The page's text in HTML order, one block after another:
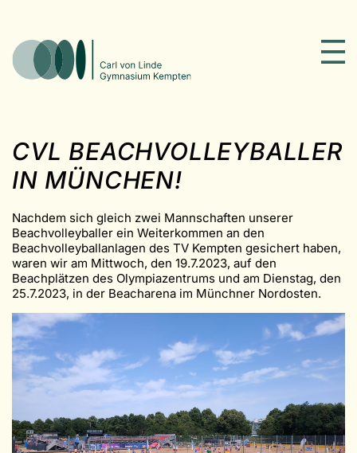
CVL BEACHVOLLEYBALLER
IN MÜNCHEN!
Nachdem sich gleich zwei Mannschaften unserer
Beachvolleyballer ein Weiterkommen an den
Beachvolleyballanlagen des TV Kempten gesichert haben,
waren wir am Mittwoch, den 19.7.2023, auf den
Beachplätzen des Olympiazentrums und am Dienstag, den
25.7.2023, in der Beacharena im Münchner Nordosten.